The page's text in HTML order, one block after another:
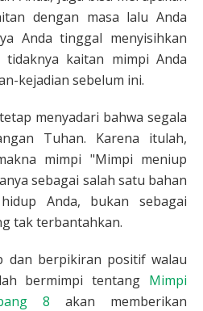
dengan masa lalu Anda
Anda tinggal menyisihkan
kaitan mimpi Anda
kejadian sebelum ini.
menyadari bahwa segala
Tuhan. Karena itulah,
mimpi "Mimpi meniup
sebagai salah satu bahan
Anda, bukan sebagai
tak terbantahkan.
dan berpikiran positif walau
bermimpi tentang Mimpi
8 akan memberikan